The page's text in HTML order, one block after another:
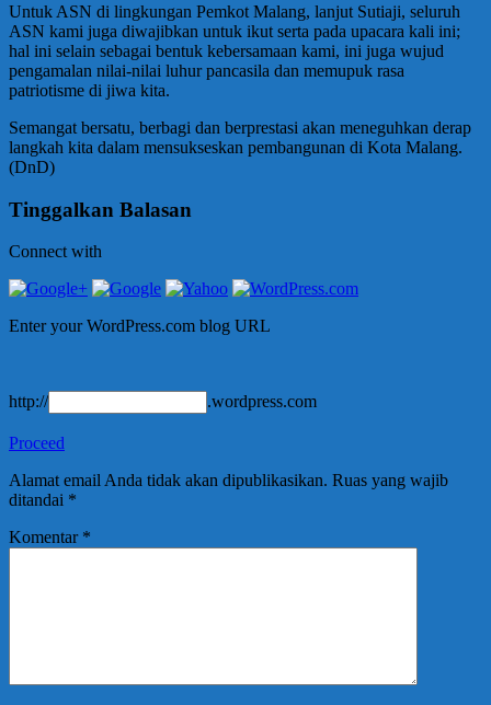
Untuk ASN di lingkungan Pemkot Malang, lanjut Sutiaji, seluruh
ASN kami juga diwajibkan untuk ikut serta pada upacara kali ini;
hal ini selain sebagai bentuk kebersamaan kami, ini juga wujud
pengamalan nilai-nilai luhur pancasila dan memupuk rasa
patriotisme di jiwa kita.
Semangat bersatu, berbagi dan berprestasi akan meneguhkan derap
langkah kita dalam mensukseskan pembangunan di Kota Malang.
(DnD)
Tinggalkan Balasan
Connect with
Enter your WordPress.com blog URL
http:// .wordpress.com
Proceed
Alamat email Anda tidak akan dipublikasikan. Ruas yang wajib
ditandai *
Komentar *